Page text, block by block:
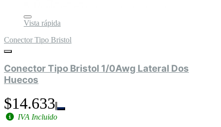
Vista rápida
Conector Tipo Bristol
Conector Tipo Bristol 1/0Awg Lateral Dos
Huecos
$14.633
IVA Incluido